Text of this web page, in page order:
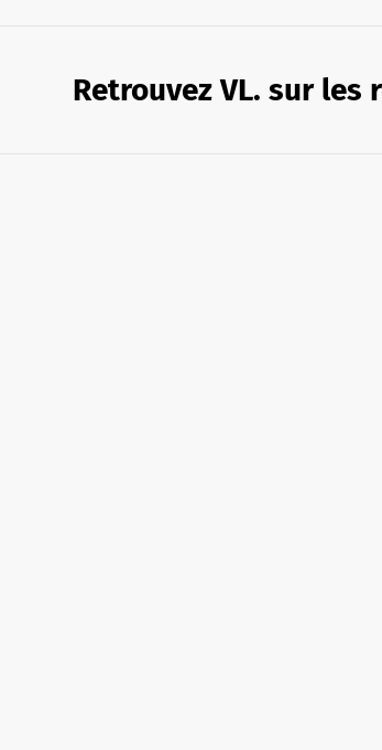
Retrouvez VL. sur les